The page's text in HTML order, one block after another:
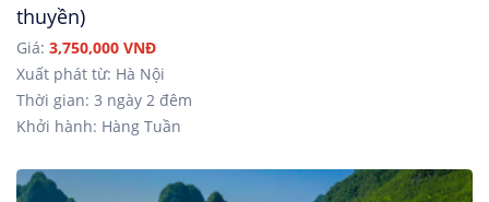
thuyền)
Giá: 3,750,000 VNĐ
Xuất phát từ: Hà Nội
Thời gian: 3 ngày 2 đêm
Khởi hành: Hàng Tuần